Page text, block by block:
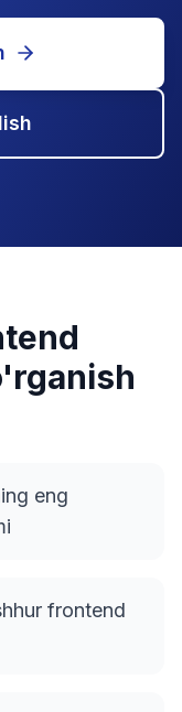
eng
frontend